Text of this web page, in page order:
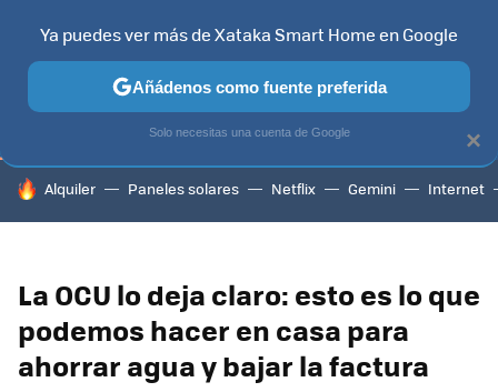
TELEVISORES CONTENIDOS SMART TV SELECCIÓN
HOY SE HABLA DE
Alquiler Paneles solares Netflix Gemini Internet
La OCU lo deja claro: esto es lo que
podemos hacer en casa para
ahorrar agua y bajar la factura
×
Ya puedes ver más de Xataka Smart Home en Google
Añádenos como fuente preferida
Solo necesitas una cuenta de Google